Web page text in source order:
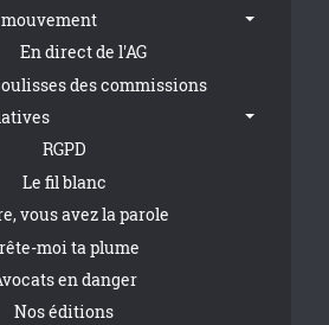
mouvement
En direct de l'AG
des commissions
RGPD
Le fil blanc
vous avez la parole
moi ta plume
en danger
Nos éditions